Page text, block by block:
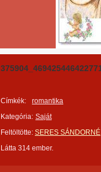
Címkék:
romantika
Kategória: Saját
Feltöltötte: SERES SÁNDORNÉ
Látta 314 ember.